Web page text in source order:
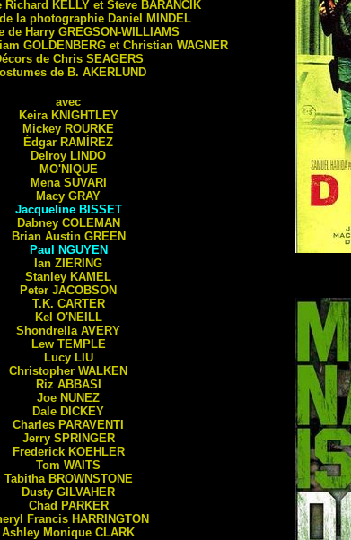
Richard KELLY et Steve BARANCIK
la photographie Daniel
MINDEL
de Harry GREGSON-WILLIAMS
GOLDENBERGet Christian WAGNER
de Chris SEAGERS
de B. AKERLUND
avec
Keira KNIGHTLEY
Mickey ROURKE
Édgar RAMÍREZ
Delroy LINDO
MO'NIQUE
Mena SUVARI
Macy GRAY
Jacqueline BISSET
Dabney COLEMAN
Brian Austin GREEN
Paul
NGUYEN
Ian ZIERING
Stanley KAMEL
Peter JACOBSON
T.K. CARTER
Kel O'NEILL
Shondrella AVERY
Lew TEMPLE
Lucy LIU
Christopher WALKEN
Riz ABBASI
Joe NUNEZ
Dale DICKEY
Charles PARAVENTI
Jerry SPRINGER
Frederick KOEHLER
Tom WAITS
Tabitha BROWNSTONE
Dusty GILVAHER
Chad PARKER
Francis HARRINGTON
Ashley Monique CLARK